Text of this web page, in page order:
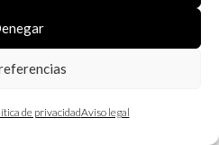
de privacidadAviso legal